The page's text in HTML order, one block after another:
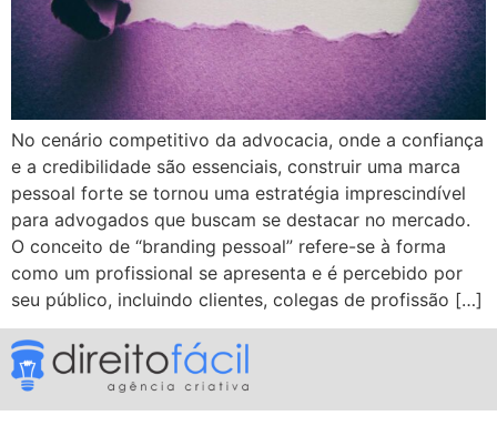
No cenário competitivo da advocacia, onde a confiança
e a credibilidade são essenciais, construir uma marca
pessoal forte se tornou uma estratégia imprescindível
para advogados que buscam se destacar no mercado.
O conceito de “branding pessoal” refere-se à forma
como um profissional se apresenta e é percebido por
seu público, incluindo clientes, colegas de profissão […]